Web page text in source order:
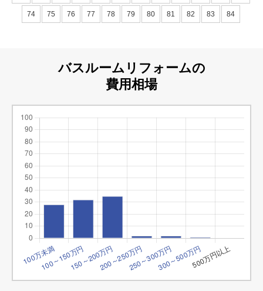
74 75 76 77 78 79 80 81 82 83 84
バスルームリフォームの
費用相場